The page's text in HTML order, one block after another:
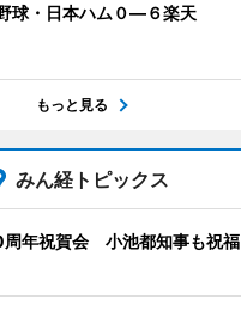
球・日本ハム０―６楽天
もっと見る
みん経トピックス
周年祝賀会 小池都知事も祝福